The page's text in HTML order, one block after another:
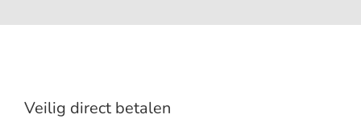
Veilig direct betalen